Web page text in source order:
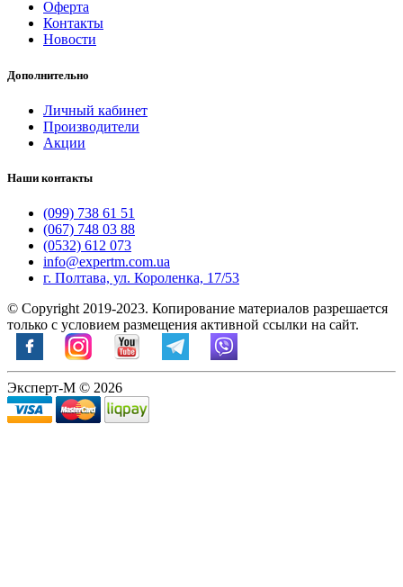
Оферта
Контакты
Новости
Дополнительно
Личный кабинет
Производители
Акции
Наши контакты
(099) 738 61 51
(067) 748 03 88
(0532) 612 073
info@expertm.com.ua
г. Полтава, ул. Короленка, 17/53
© Copyright 2019-2023. Копирование материалов разрешается
только с условием размещения активной ссылки на сайт.
Эксперт-М © 2026